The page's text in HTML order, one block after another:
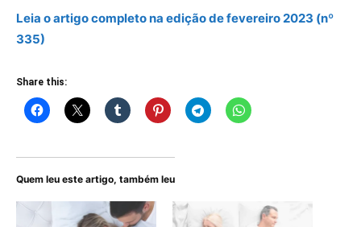
Leia o artigocompletona edição de fevereiro 2023 (nº
335)
Share this:
Quem leu este artigo, também leu